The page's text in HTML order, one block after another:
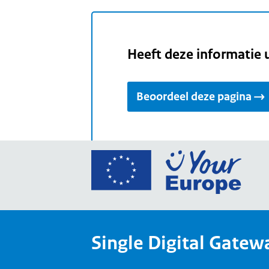
Heeft deze informatie
Beoordeel deze pagina
Ga
Your
Single Digital